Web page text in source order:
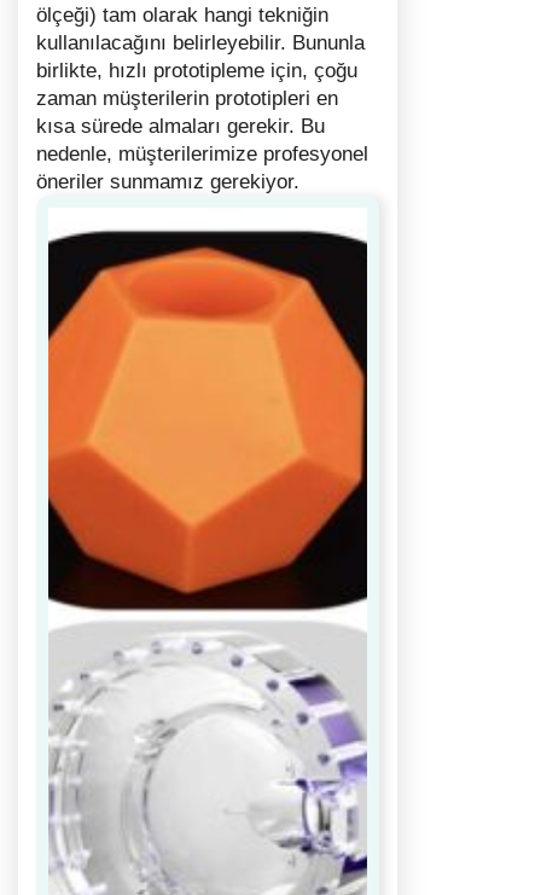
ölçeği) tam olarak hangi tekniğin
kullanılacağını belirleyebilir. Bununla
birlikte, hızlı prototipleme için, çoğu
zaman müşterilerin prototipleri en
kısa sürede almaları gerekir. Bu
nedenle, müşterilerimize profesyonel
öneriler sunmamız gerekiyor.